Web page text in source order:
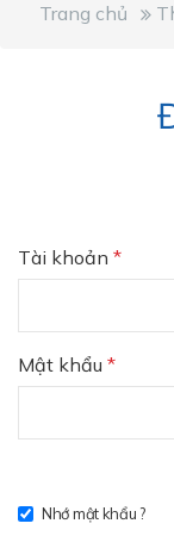
Trang chủ
Tài khoản *
Mật khẩu *
Nhớ mật khẩu ?